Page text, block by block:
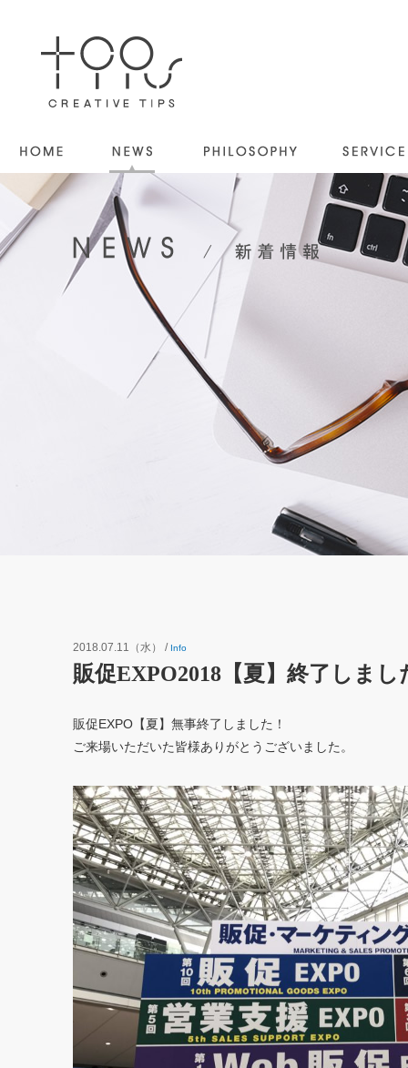
2018.07.11（水） / Info
販促EXPO2018【夏】終了しまし
販促EXPO【夏】無事終了しました！
ご来場いただいた皆様ありがとうございました。